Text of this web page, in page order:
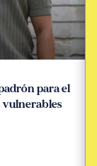
para el
vulnerables